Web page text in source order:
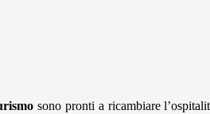
sono pronti a ricambiare